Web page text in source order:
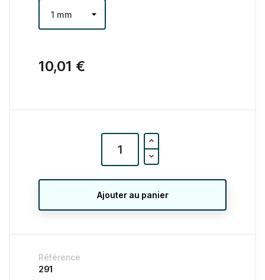
10,01 €
Ajouter au panier
Référence
291